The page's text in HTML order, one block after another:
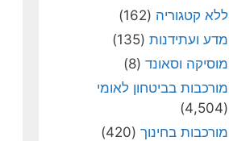
ללא קטגוריה (162)
מדע ועתידנות (135)
מוסיקה וסאונד (8)
מורכבות בביטחון לאומי
(4,504)
מורכבות בחינוך (420)